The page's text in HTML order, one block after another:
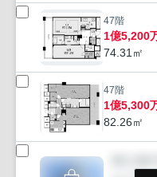
47階
1億5,200
74.31㎡
47階
1億5,300
82.26㎡